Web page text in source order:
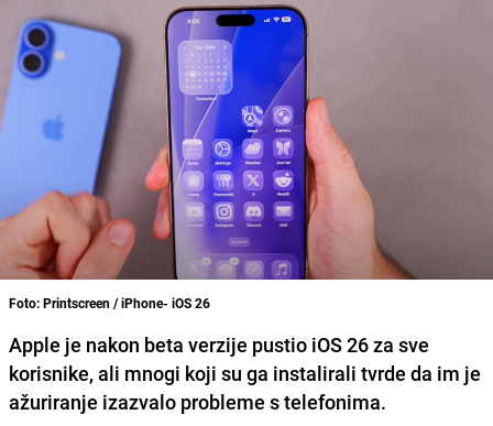
Foto: Printscreen / iPhone- iOS 26
Apple je nakon beta verzije pustio iOS 26 za sve
korisnike, ali mnogi koji su ga instalirali tvrde da im je
ažuriranje izazvalo probleme s telefonima.